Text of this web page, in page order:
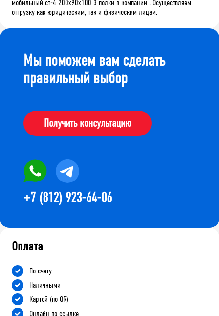
мобильный ст-4 200x90x100 3 полки в компании . Осуществляем
отгрузку как юридическим, так и физическим лицам.
Мы поможем вам сделать
правильный выбор
Получить консультацию
+7 (812) 923-64-06
Оплата
По счету
Наличными
Картой (по QR)
Онлайн по ссылке